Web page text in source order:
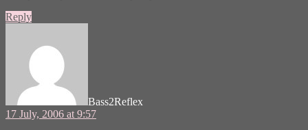
Reply
Bass2Reflex
17 July, 2006 at 9:57